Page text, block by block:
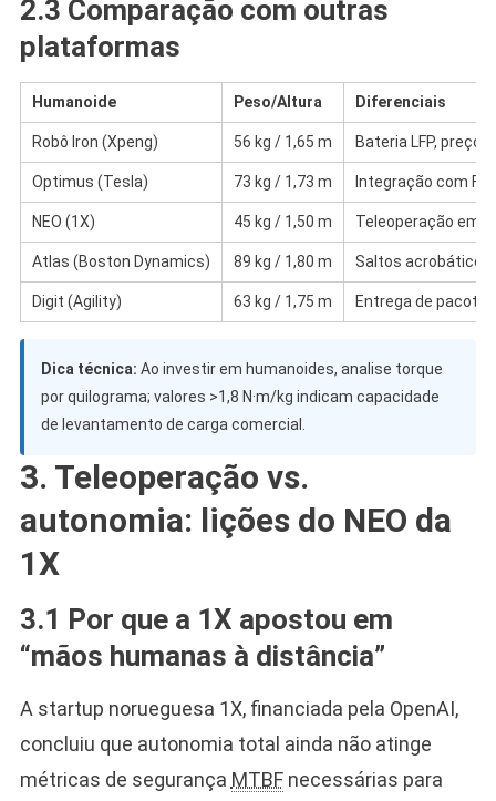
2.3 Comparação com outras
plataformas
Humanoide Peso/Altura Diferenciais
Robô Iron (Xpeng) 56 kg / 1,65 m Bateria LFP, preço-
Optimus (Tesla) 73 kg / 1,73 m Integração com
NEO (1X) 45 kg / 1,50 m Teleoperação em
Atlas (Boston Dynamics) 89 kg / 1,80 m Saltos
Digit (Agility) 63 kg / 1,75 m Entrega de
Dica técnica: Ao investir em humanoides, analise torque
por quilograma; valores >1,8 N·m/kg indicam capacidade
de levantamento de carga comercial.
3. Teleoperação vs.
autonomia: lições do NEO da
1X
3.1 Por que a 1X apostou em
“mãos humanas à distância”
A startup norueguesa 1X, financiada pela OpenAI,
concluiu que autonomia total ainda não atinge
métricas de segurança MTBFnecessárias para